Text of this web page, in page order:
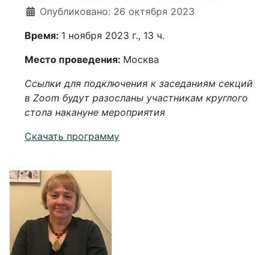
Информация о материале
Опубликовано: 26 октября 2023
Время: 1 ноября 2023 г., 13 ч.
Место проведения: Москва
Ссылки для подключения к заседаниям секций
в Zoom будут разосланы участникам круглого
стола накануне мероприятия
Скачать программу